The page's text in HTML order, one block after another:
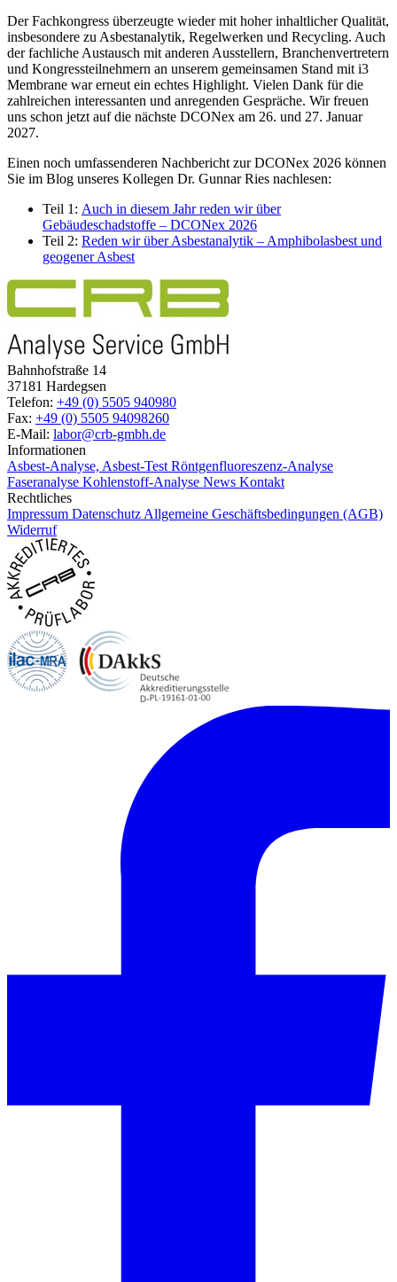
Der Fachkongress überzeugte wieder mit hoher inhaltlicher Qualität,
insbesondere zu Asbestanalytik, Regelwerken und Recycling. Auch
der fachliche Austausch mit anderen Ausstellern, Branchenvertretern
und Kongressteilnehmern an unserem gemeinsamen Stand mit i3
Membrane war erneut ein echtes Highlight. Vielen Dank für die
zahlreichen interessanten und anregenden Gespräche. Wir freuen
uns schon jetzt auf die nächste DCONex am 26. und 27. Januar
2027.
Einen noch umfassenderen Nachbericht zur DCONex 2026 können
Sie im Blog unseres Kollegen Dr. Gunnar Ries nachlesen:
Teil 1: Auch in diesem Jahr reden wir über
Gebäudeschadstoffe – DCONex 2026
Teil 2: Reden wir über Asbestanalytik – Amphibolasbest und
geogener Asbest
Bahnhofstraße 14
37181 Hardegsen
Telefon: +49 (0) 5505 940980
Fax: +49 (0) 5505 94098260
E-Mail: labor@crb-gmbh.de
Informationen
Asbest-Analyse, Asbest-Test Röntgenfluoreszenz-Analyse
Faseranalyse Kohlenstoff-Analyse News Kontakt
Rechtliches
Impressum Datenschutz Allgemeine Geschäftsbedingungen (AGB)
Widerruf